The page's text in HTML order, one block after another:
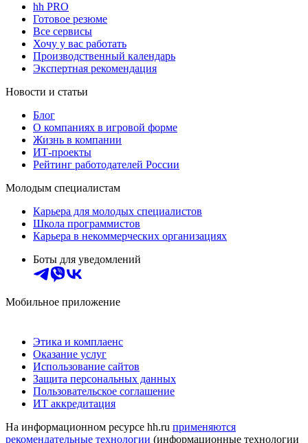
hh PRO
Готовое резюме
Все сервисы
Хочу у вас работать
Производственный календарь
Экспертная рекомендация
Новости и статьи
Блог
О компаниях в игровой форме
Жизнь в компании
ИТ-проекты
Рейтинг работодателей России
Молодым специалистам
Карьера для молодых специалистов
Школа программистов
Карьера в некоммерческих организациях
Боты для уведомлений
Мобильное приложение
Этика и комплаенс
Оказание услуг
Использование сайтов
Защита персональных данных
Пользовательское соглашение
ИТ аккредитация
На информационном ресурсе hh.ru применяются
рекомендательные технологии (информационные технологии